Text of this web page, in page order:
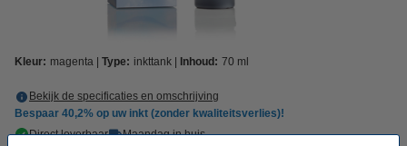
Kleur: magenta Type: inkttank Inhoud: 70 ml
Bekijk de specificaties en omschrijving
Bespaar 40,2% op uw inkt (zonder kwaliteitsverlies)!
Direct leverbaar
Maandag in huis